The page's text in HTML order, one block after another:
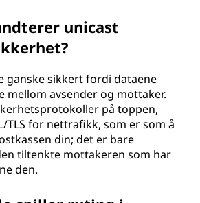
unicast
ganske sikkert fordi dataene
mellom avsender og mottaker.
på toppen,
TLS for nettrafikk, som er som å
din; det er bare
tiltenkte mottakeren som har
den.